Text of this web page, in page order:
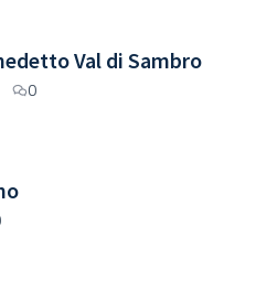
Val di Sambro
0